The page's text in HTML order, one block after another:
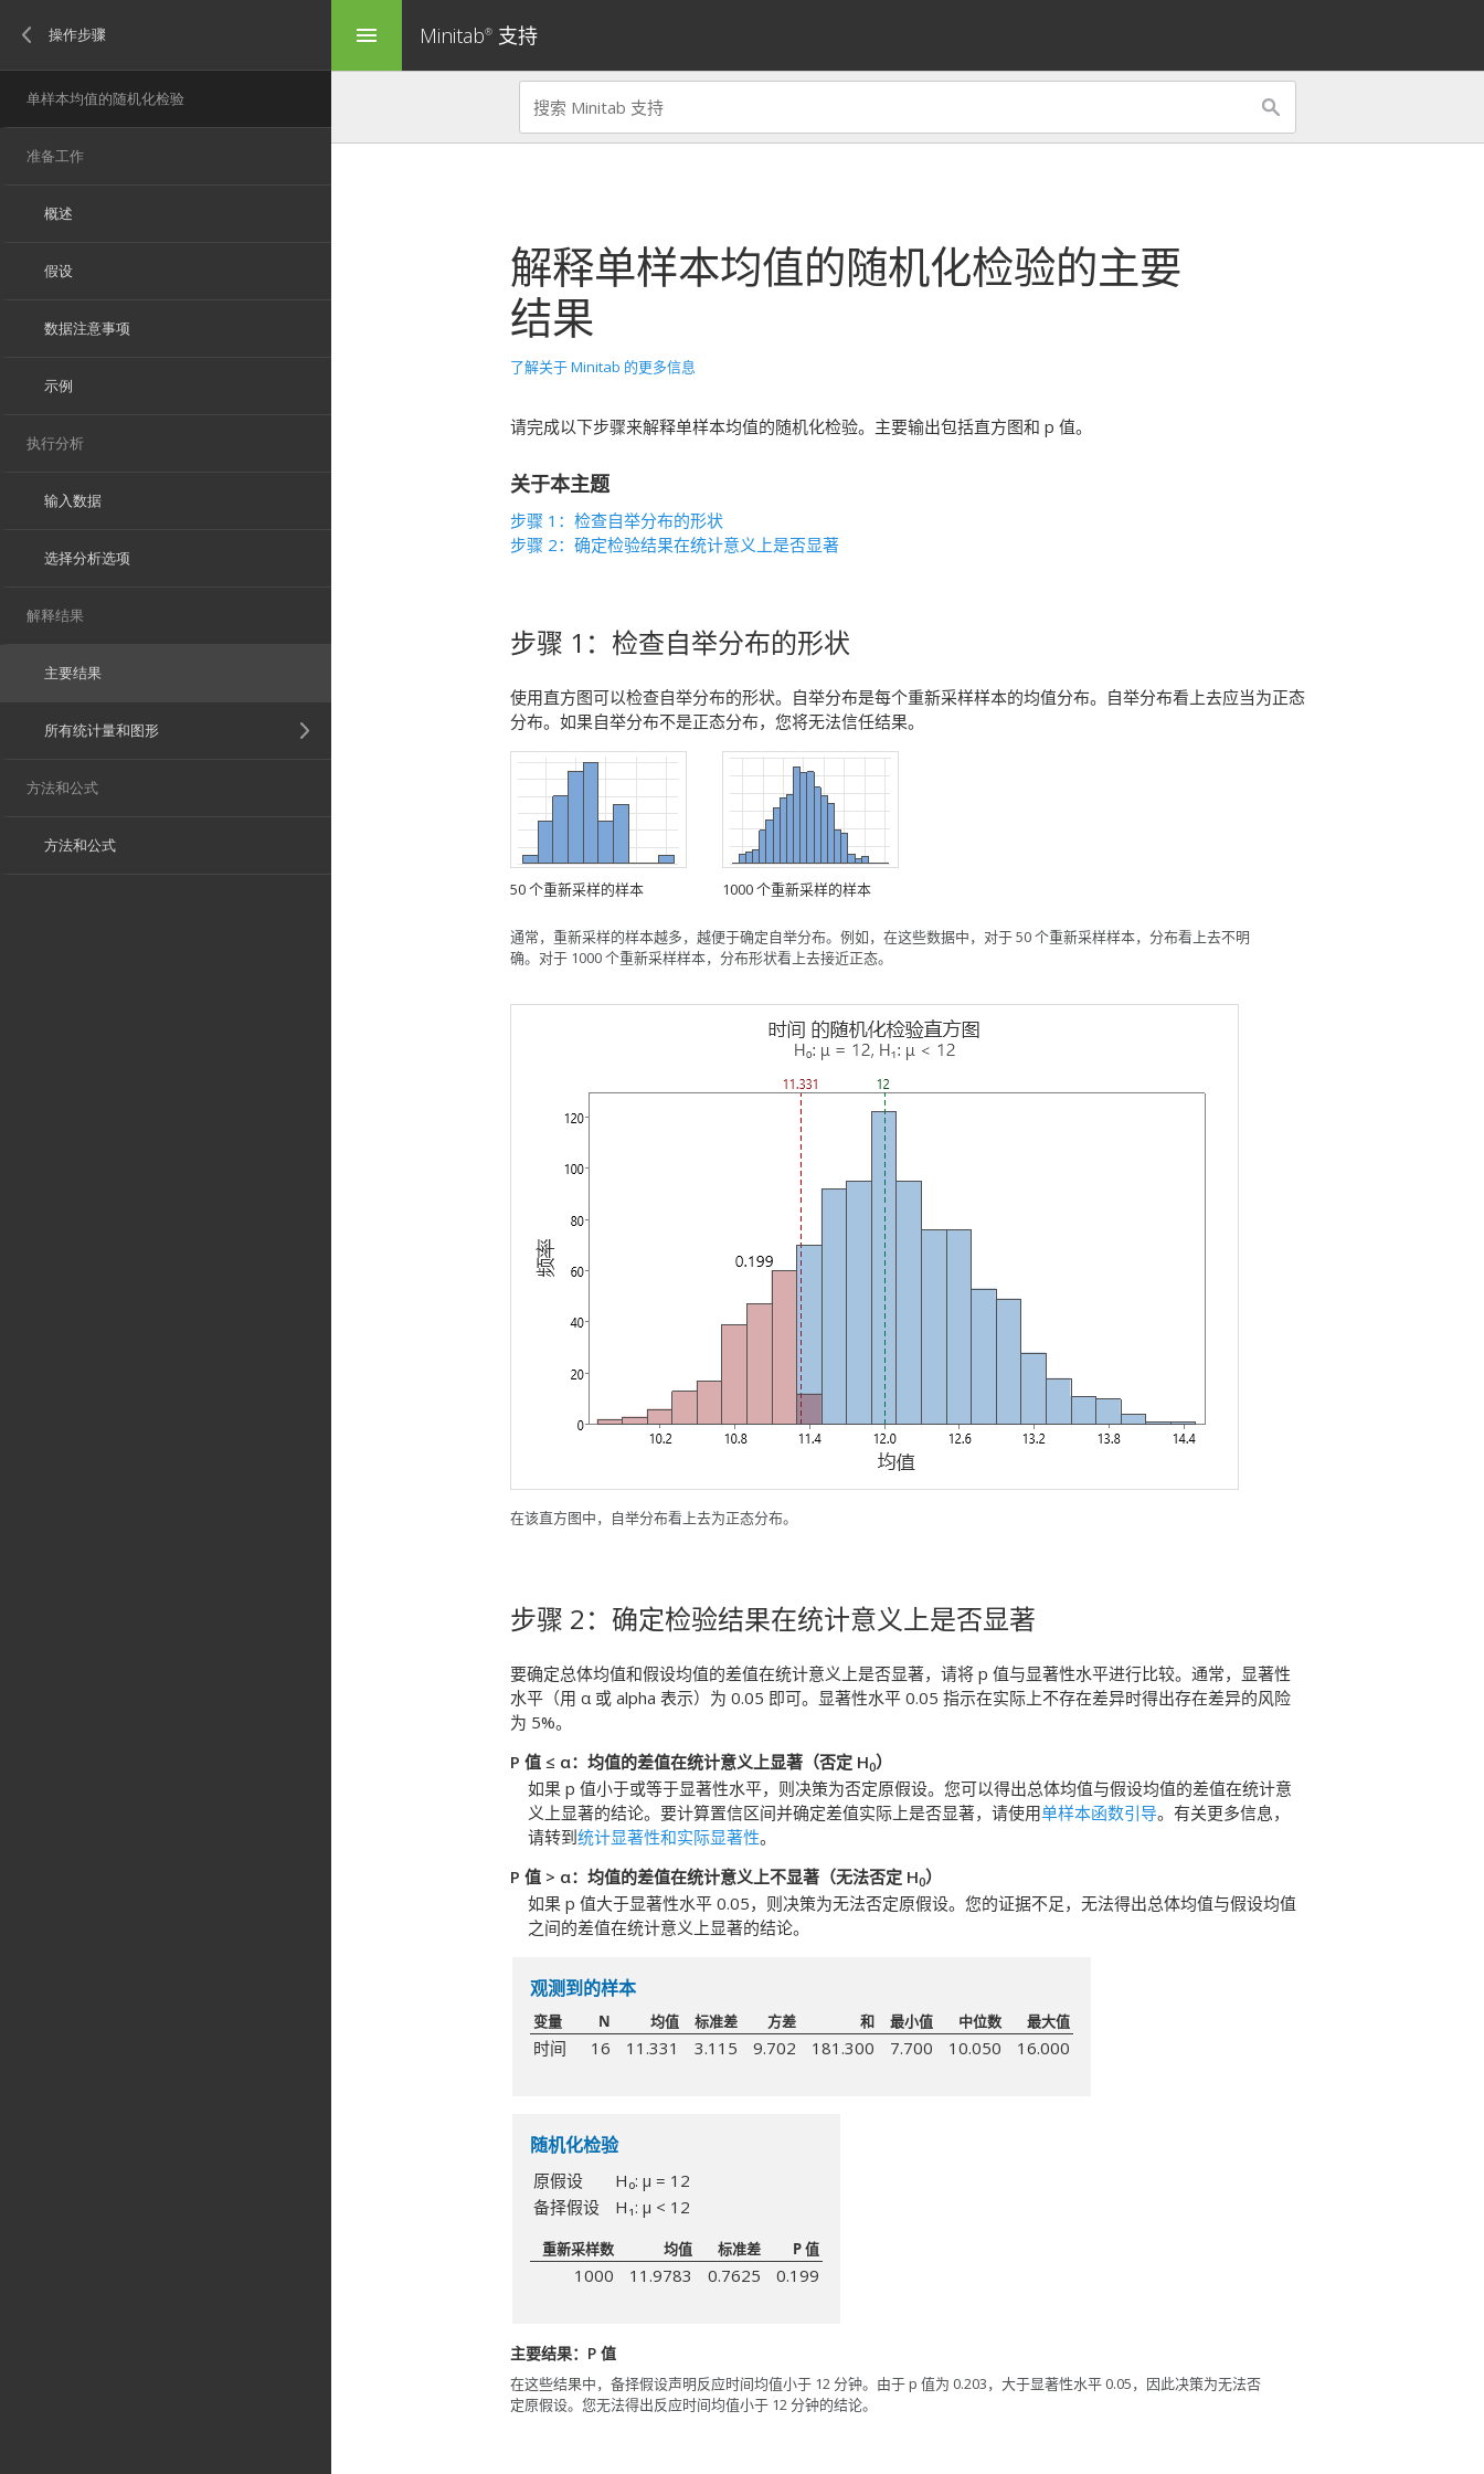
menu Minitab® 支持
解释单样本均值的随机化检验的主要
结果
了解关于 Minitab 的更多信息
请完成以下步骤来解释单样本均值的随机化检验。主要输出包括直方图和 p 值。
关于本主题
步骤 1：检查自举分布的形状
步骤 2：确定检验结果在统计意义上是否显著
步骤 1：检查自举分布的形状
使用直方图可以检查自举分布的形状。自举分布是每个重新采样样本的均值分布。自举分布看上去应当为正态
分布。如果自举分布不是正态分布，您将无法信任结果。
50 个重新采样的样本 1000 个重新采样的样本
通常，重新采样的样本越多，越便于确定自举分布。例如，在这些数据中，对于 50 个重新采样样本，分布看上去不明
确。对于 1000 个重新采样样本，分布形状看上去接近正态。
在该直方图中，自举分布看上去为正态分布。
步骤 2：确定检验结果在统计意义上是否显著
要确定总体均值和假设均值的差值在统计意义上是否显著，请将 p 值与显著性水平进行比较。通常，显著性
水平（用 α 或 alpha 表示）为 0.05 即可。显著性水平 0.05 指示在实际上不存在差异时得出存在差异的风险
为 5%。
P 值 ≤ α：均值的差值在统计意义上显著（否定 H0）
如果 p 值小于或等于显著性水平，则决策为否定原假设。您可以得出总体均值与假设均值的差值在统计意
义上显著的结论。要计算置信区间并确定差值实际上是否显著，请使用单样本函数引导。有关更多信息，
请转到统计显著性和实际显著性。
P 值 > α：均值的差值在统计意义上不显著（无法否定 H0）
如果 p 值大于显著性水平 0.05，则决策为无法否定原假设。您的证据不足，无法得出总体均值与假设均值
之间的差值在统计意义上显著的结论。
观测到的样本
变量 N 均值 标准差 方差 和 最小值 中位数 最大值
时间 16 11.331 3.115 9.702 181.300 7.700 10.050 16.000
随机化检验
原假设
H₀: μ = 12
备择假设
H₁: μ < 12
重新采样数 均值 标准差 P 值
1000 11.9783 0.7625 0.199
主要结果：P 值
在这些结果中，备择假设声明反应时间均值小于 12 分钟。由于 p 值为 0.203，大于显著性水平 0.05，因此决策为无法否
定原假设。您无法得出反应时间均值小于 12 分钟的结论。